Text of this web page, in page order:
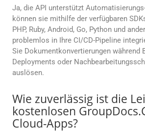
Ja, die API unterstützt
können sie mithilfe der verfügbaren
PHP, Ruby, Android, Go, Python und
problemlos in Ihre CI/CD-Pipeline
Sie Dokumentkonvertierungen während
Deployments oder
auslösen.
Wie zuverlässig ist die
kostenlosen
Cloud-Apps?